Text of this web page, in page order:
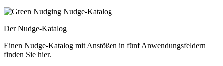
Der Nudge-Katalog
Einen Nudge-Katalog mit Anstößen in fünf Anwendungsfeldern
finden Sie hier.